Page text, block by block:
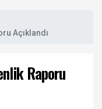
Açıklandı
Raporu